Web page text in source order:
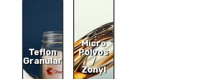
Teflon
Granular
Micro
Polvos
/
Zonyl